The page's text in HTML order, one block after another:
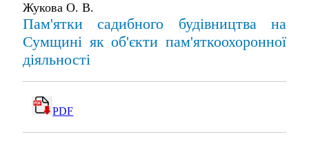
Жукова О. В.
Пам'ятки садибного будівництва на
Сумщині як об'єкти пам'яткоохоронної
діяльності
PDF